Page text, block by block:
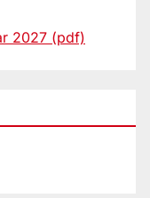
2027 (pdf)